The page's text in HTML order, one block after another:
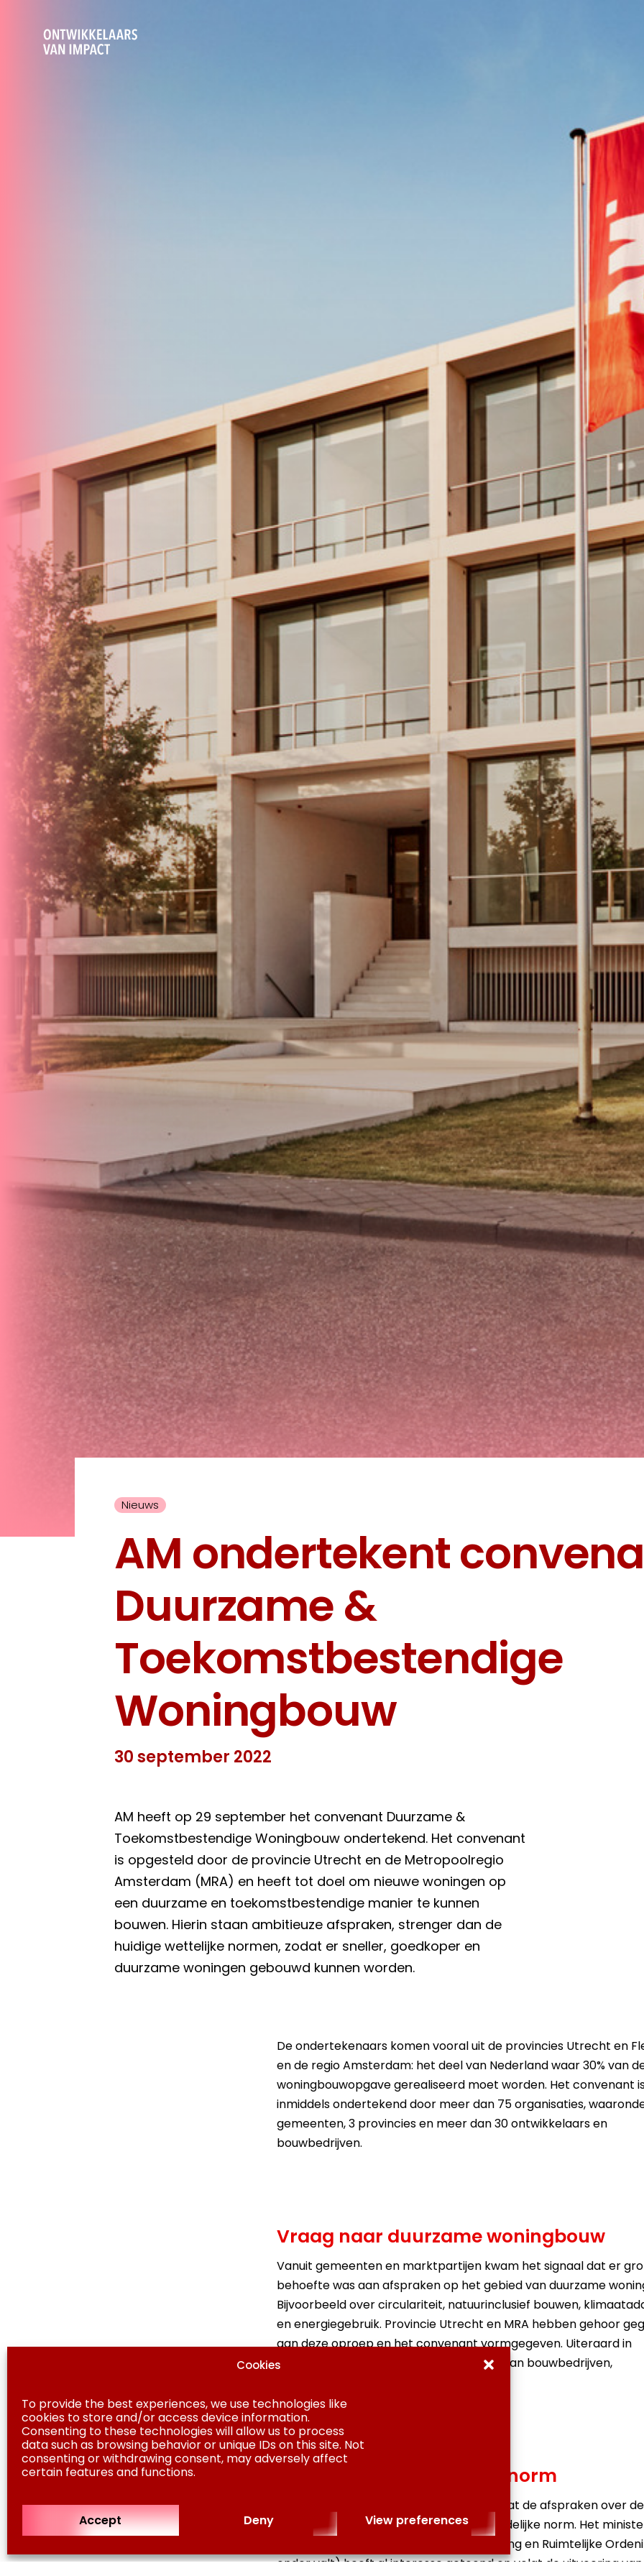
Cookies
To provide the best experiences, we use technologies like
cookies to store and/or access device information.
Consenting to these technologies will allow us to process
data such as browsing behavior or unique IDs on this site. Not
consenting or withdrawing consent, may adversely affect
certain features and functions.
Accept Deny View preferences
Nieuws
AM ondertekent
Duurzame &
Toekomstbestendige
Woningbouw
30 september 2022
AM heeft op 29 september het convenant Duurzame &
Toekomstbestendige Woningbouw ondertekend. Het convenant
is opgesteld door de provincie Utrecht en de Metropoolregio
Amsterdam (MRA) en heeft tot doel om nieuwe woningen op
een duurzame en toekomstbestendige manier te kunnen
bouwen. Hierin staan ambitieuze afspraken, strenger dan de
huidige wettelijke normen, zodat er sneller, goedkoper en
duurzame woningen gebouwd kunnen worden.
De ondertekenaars komen vooral uit de provincies Utrecht en
en de regio Amsterdam: het deel van Nederland waar 30% van
woningbouwopgave gerealiseerd moet worden. Het convenant
inmiddels ondertekend door meer dan 75 organisaties,
gemeenten, 3 provincies en meer dan 30 ontwikkelaars en
bouwbedrijven.
Vraag naar duurzame woningbouw
Vanuit gemeenten en marktpartijen kwam het signaal dat er
behoefte was aan afspraken op het gebied van duurzame
Bijvoorbeeld over circulariteit, natuurinclusief bouwen,
en energiegebruik. Provincie Utrecht en MRA hebben gehoor
aan deze oproep en het convenant vormgegeven. Uiteraard in
samenspraak met vertegenwoordigers van bouwbedrijven,
Convenant als landelijke norm
De opstellers van het convenant willen dat de afspraken over de
woningbouwnormen gaan gelden als landelijke norm. Het
Binnenlandse Zaken (waar Volkshuisvesting en Ruimtelijke
onder valt) heeft al interesse getoond en volgt de uitvoering